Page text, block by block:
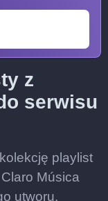
z
serwisu
playlist
Música
utworu.